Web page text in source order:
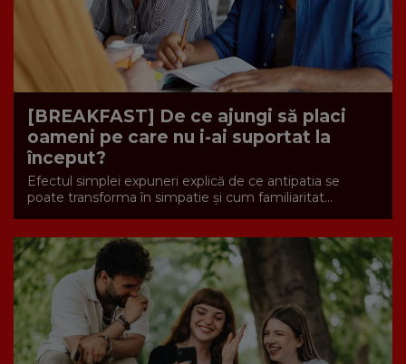
[BREAKFAST] De ce ajungi să placi
oameni pe care nu i-ai suportat la
început?
Efectul simplei expuneri explică de ce antipatia se
poate transforma în simpatie și cum familiaritat...